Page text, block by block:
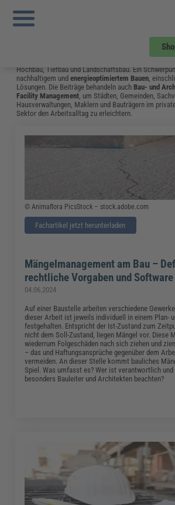
Sie sind hier:
Instandhaltung
Bau und
Vom Neubau bis hin zum Umgang mit Bauschäden:
Hochbau, Tiefbau und Landschaftsbau. Ein
nachhaltigem undenergieoptimiertem Bauen,
Lösungen. Die Beiträge behandeln auch Bau- und
Facility Management, um Städten, Gemeinden,
Hausverwaltungen, Maklern und Bauträgern im
Sektor den Arbeitsalltag zu erleichtern.
© Animaflora PicsStock – stock.adobe.com
Fachartikel jetzt herunterladen
Mängelmanagement am Bau –
rechtliche Vorgaben und Software
04.06.2024
Auf einer Baustelle arbeiten verschiedene
dieser Arbeit ist jeweils individuell in einem Plan-
festgehalten. Entspricht der Ist-Zustand zum
nicht dem Soll-Zustand, liegen Mängel vor. Diese
wiederrum Folgeschäden nach sich ziehen und
– das und Haftungsansprüche gegenüber dem
vermeiden. An dieser Stelle kommt bauliches
Spiel. Was umfasst es? Wer ist verantwortlich
besonders Bauleiter und Architekten beachten?